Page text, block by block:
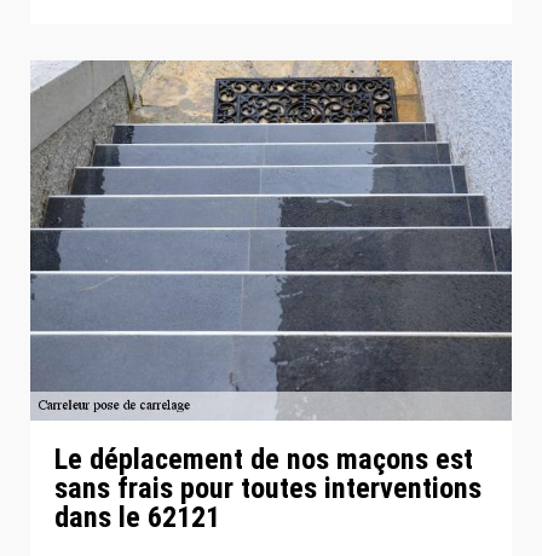
Le déplacement de nos maçons est
sans frais pour toutes interventions
dans le 62121